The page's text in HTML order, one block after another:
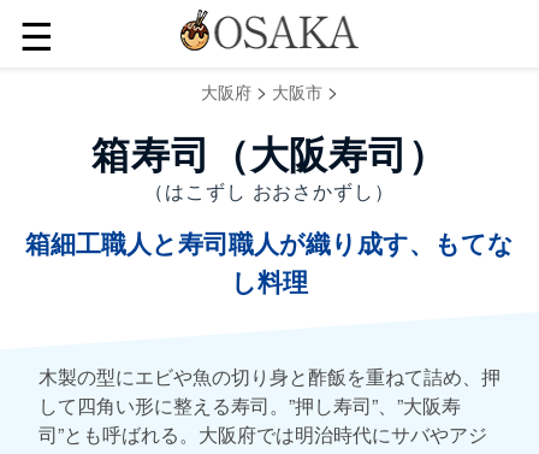
☰
大阪府 > 大阪市 >
箱寿司（大阪寿司）
（はこずし おおさかずし）
箱細工職人と寿司職人が織り成す、もてな
し料理
木製の型にエビや魚の切り身と酢飯を重ねて詰め、押
して四角い形に整える寿司。”押し寿司”、”大阪寿
司”とも呼ばれる。大阪府では明治時代にサバやアジ